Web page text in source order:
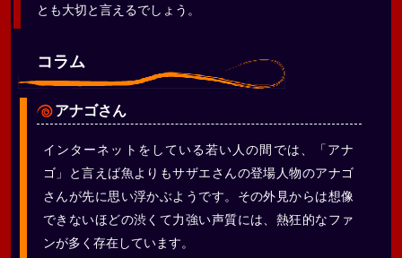
とも大切と言えるでしょう。
コラム
アナゴさん
インターネットをしている若い人の間では、「アナ
ゴ」と言えば魚よりもサザエさんの登場人物のアナゴ
さんが先に思い浮かぶようです。その外見からは想像
できないほどの渋くて力強い声質には、熱狂的なファ
ンが多く存在しています。